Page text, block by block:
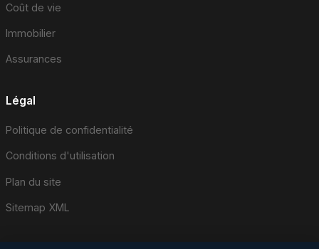
Coût de vie
Immobilier
Assurances
Légal
Politique de confidentialité
Conditions d'utilisation
Plan du site
Sitemap XML